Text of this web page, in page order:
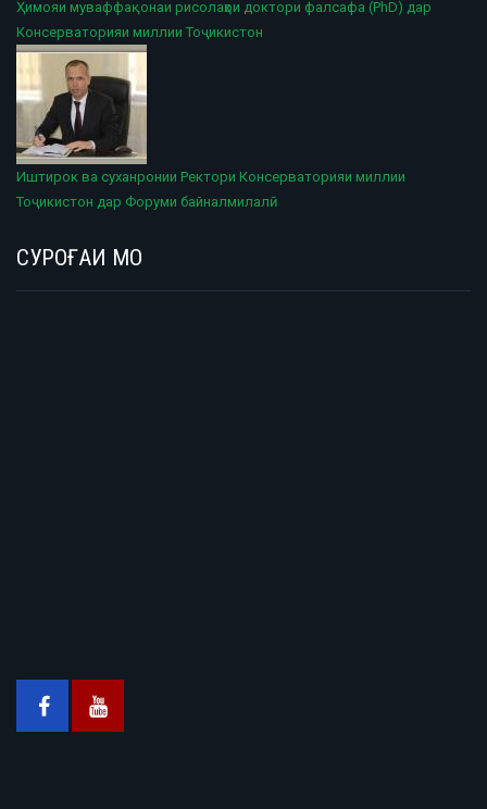
Ҳимояи муваффақонаи рисолаҳои доктори фалсафа (PhD) дар
Консерваторияи миллии Тоҷикистон
Иштирок ва суханронии Ректори Консерваторияи миллии
Тоҷикистон дар Форуми байналмилалӣ
СУРОҒАИ МО